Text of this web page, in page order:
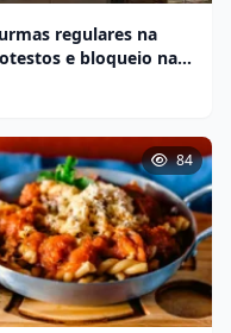
regulares na
e bloqueio na
84